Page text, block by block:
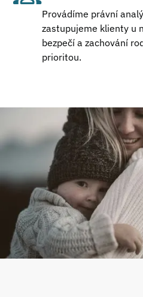
Provádíme právní
zastupujeme klienty u
bezpečí a zachování
prioritou.